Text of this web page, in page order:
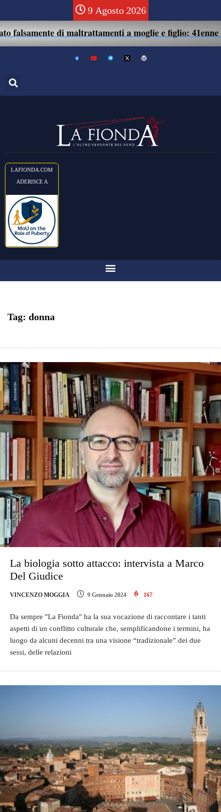
9 Agosto 2026
di maltrattamenti a moglie e figlio: 41enne assolto.
LAFIONDA.COM
ADERISCE A
Tag: donna
La biologia sotto attacco: intervista a Marco
Del Giudice
VINCENZO MOGGIA 9 Gennaio 2024 167
Da sempre "La Fionda" ha la sua vocazione di raccontare i tanti
aspetti di un conflitto culturale che, semplificandone i termini, ha
luogo da alcuni decenni tra una visione “tradizionale” dei due
sessi, delle relazioni